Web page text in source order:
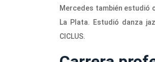
Mercedes también estudió
La Plata. Estudió danza
CICLUS.